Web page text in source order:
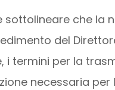
che la
del
i termini per la
necessaria